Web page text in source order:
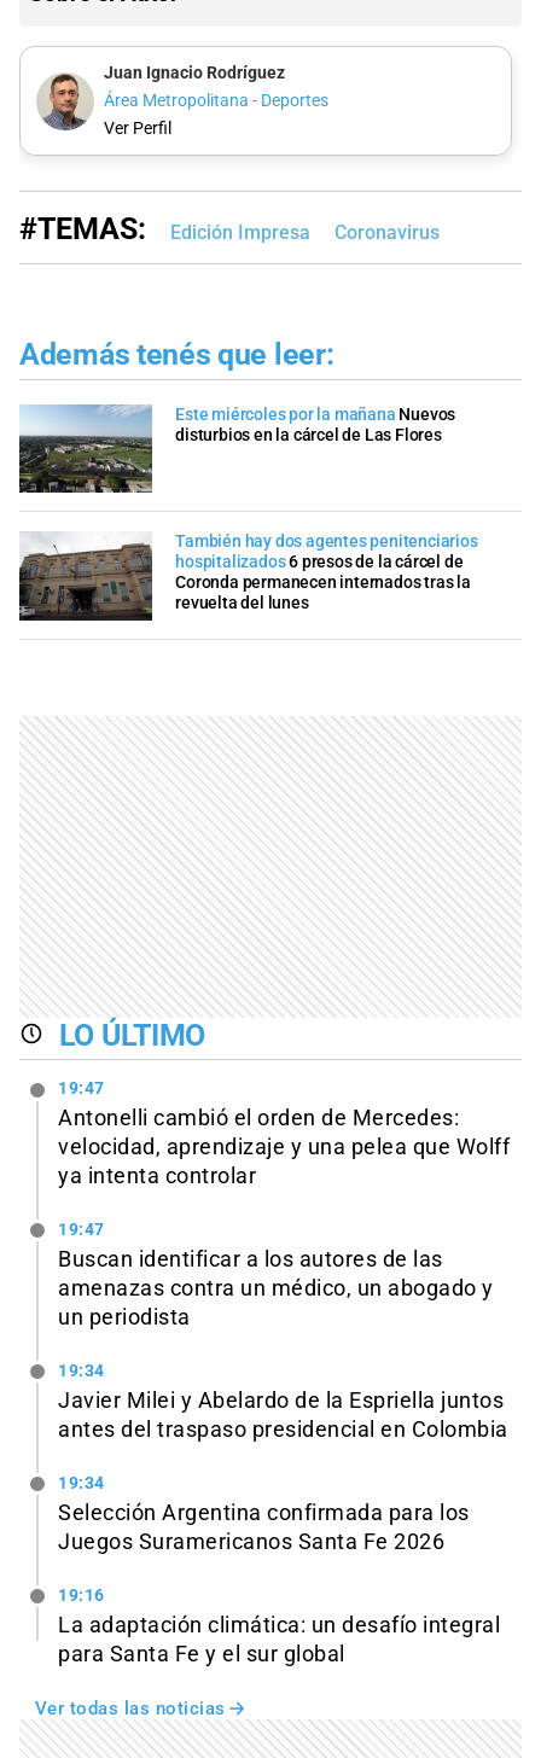
Juan Ignacio Rodríguez
Área Metropolitana - Deportes
Ver Perfil
#TEMAS: Edición Impresa Coronavirus
Además tenés que leer:
Este miércoles por la mañana Nuevos
disturbios en la cárcel de Las Flores
También hay dos agentes penitenciarios
hospitalizados6 presos de la cárcel de
Coronda permanecen internados tras la
revuelta del lunes
LO ÚLTIMO
19:47
Antonelli cambió el orden de Mercedes:
velocidad, aprendizaje y una pelea que Wolff
ya intenta controlar
19:47
Buscan identificar a los autores de las
amenazas contra un médico, un abogado y
un periodista
19:34
Javier Milei y Abelardo de la Espriella juntos
antes del traspaso presidencial en Colombia
19:34
Selección Argentina confirmada para los
Juegos Suramericanos Santa Fe 2026
19:16
La adaptación climática: un desafío integral
para Santa Fe y el sur global
Ver todas las noticias